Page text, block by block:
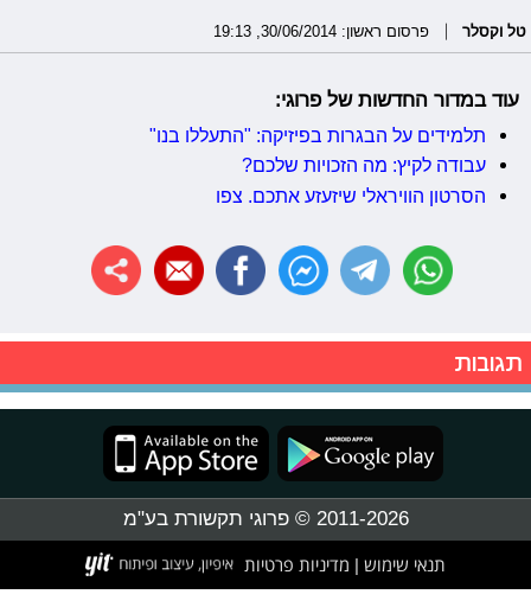
טל וקסלר פרסום ראשון: 30/06/2014, 19:13
עוד במדור החדשות של פרוגי:
תלמידים על הבגרות בפיזיקה: "התעללו בנו"
עבודה לקיץ: מה הזכויות שלכם?
הסרטון הוויראלי שיזעזע אתכם. צפו
תגובות
2011-2026 © פרוגי תקשורת בע"מ
תנאי שימוש | מדיניות פרטיות